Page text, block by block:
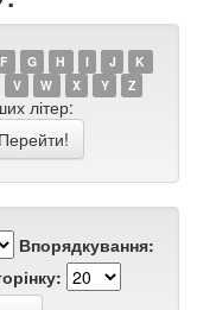
F G H I J
K
V W X Y Z
літер:
Впорядкування: